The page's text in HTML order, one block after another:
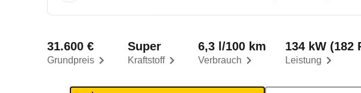
Grundpreis
31.600 €
Kraftstoff
Super
Verbrauch
6,3 l/100 km
Leistung
134 kW (182